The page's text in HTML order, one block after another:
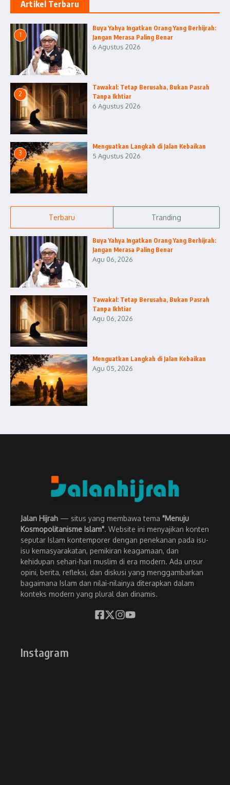
Artikel Terbaru
1
Buya Yahya Ingatkan Orang Yang Berhijrah:
Jangan Merasa Paling Benar
6 Agustus 2026
2
Tawakal: Tetap Berusaha, Bukan Pasrah
Tanpa Ikhtiar
6 Agustus 2026
3
Menguatkan Langkah di Jalan Kebaikan
5 Agustus 2026
Terbaru Tranding
Buya Yahya Ingatkan Orang Yang Berhijrah:
Jangan Merasa Paling Benar
Agu 06, 2026
Tawakal: Tetap Berusaha, Bukan Pasrah
Tanpa Ikhtiar
Agu 06, 2026
Menguatkan Langkah di Jalan Kebaikan
Agu 05, 2026
Jalan Hijrah — situs yang membawa tema "Menuju
Kosmopolitanisme Islam". Website ini menyajikan konten
seputar Islam kontemporer dengan penekanan pada isu-
isu kemasyarakatan, pemikiran keagamaan, dan
kehidupan sehari-hari muslim di era modern. Ada unsur
opini, berita, refleksi, dan diskusi yang menggambarkan
bagaimana Islam dan nilai-nilainya diterapkan dalam
konteks modern yang plural dan dinamis.
Instagram